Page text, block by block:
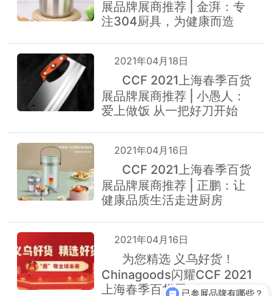
展品牌展商推荐 | 金湃：专
注304厨具，为健康而造
2021年04月18日
CCF 2021上海春季百货
展品牌展商推荐 | 小愚人：
爱上做饭 从一把好刀开始
2021年04月16日
CCF 2021上海春季百货
展品牌展商推荐 | 正鹏：让
健康品质生活走进厨房
2021年04月16日
为您精选 义乌好货！
Chinagoods闪耀CCF 2021
上海春季百货展已参展品牌有哪些？